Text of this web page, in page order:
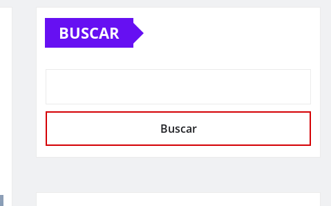
BUSCAR
Buscar